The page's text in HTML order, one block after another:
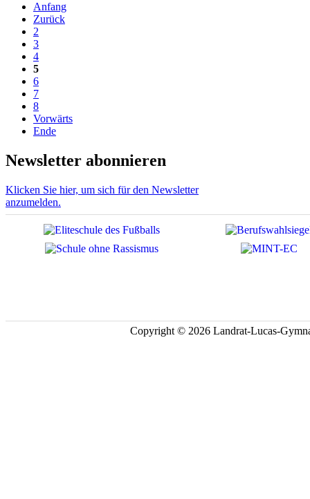
Anfang
Zurück
2
3
4
5
6
7
8
Vorwärts
Ende
Newsletter abonnieren
Klicken Sie hier, um sich für den Newsletter
anzumelden.
Copyright © 2026 Landrat-Lucas-